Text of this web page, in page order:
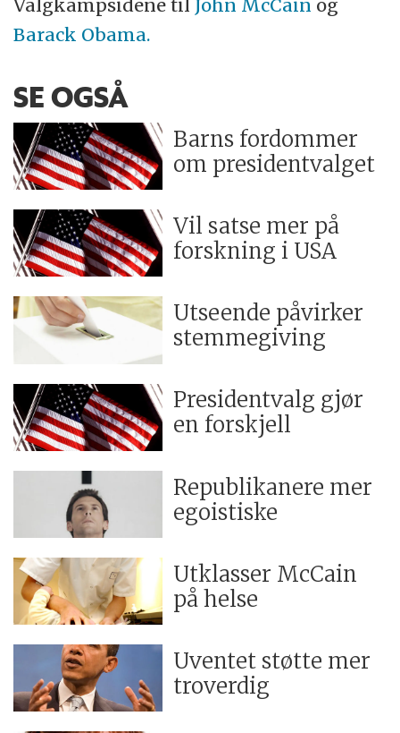
Valgkampsidene til John McCain og
Barack Obama.
SE OGSÅ
Barns fordommer
om presidentvalget
Vil satse mer på
forskning i USA
Utseende påvirker
stemmegiving
Presidentvalg gjør
en forskjell
Republikanere mer
egoistiske
Utklasser McCain
på helse
Uventet støtte mer
troverdig